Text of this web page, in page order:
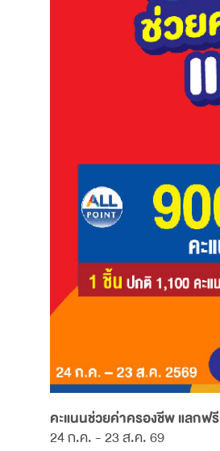
คะแนนช่วยค่าครองชีพ แลกฟรี
24 ก.ค. - 23 ส.ค. 69